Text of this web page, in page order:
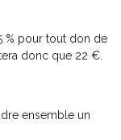
% pour tout don de
donc que 22 €.
ensemble un